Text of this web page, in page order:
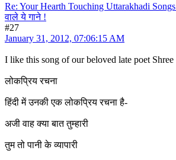
Re: Your Hearth Touching Uttarakhadi
वाले ये गाने !
#27
January 31, 2012, 07:06:15 AM
I like this song of our beloved late poet
लोकप्रिय रचना
हिंदी में उनकी एक लोकप्रिय रचना है-
अजी वाह क्या बात तुम्हारी
तुम तो पानी के व्यापारी